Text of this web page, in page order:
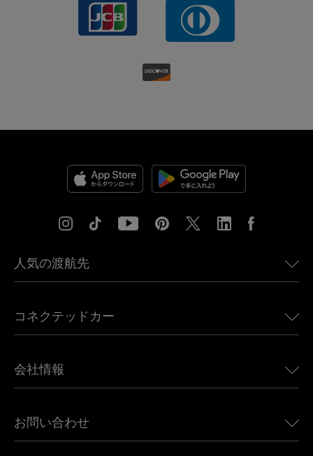
人気の渡航先
ヨーロッパ向けeSIM
カナダ向けeSIM
アフリカ向けeSIM
すべての目的地を見る
コネクテッドカー
Land Rover向けUbigi
Jeep向けUbigi
会社情報
Ubigi関連プレス
お問い合わせ